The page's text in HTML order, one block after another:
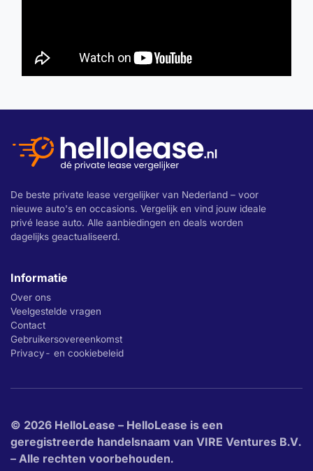
De beste private lease vergelijker van Nederland – voor
nieuwe auto's en occasions. Vergelijk en vind jouw ideale
privé lease auto. Alle aanbiedingen en deals worden
dagelijks geactualiseerd.
Informatie
Over ons
Veelgestelde vragen
Contact
Gebruikersovereenkomst
Privacy- en cookiebeleid
© 2026 HelloLease – HelloLease is een
geregistreerde handelsnaam van VIRE Ventures B.V.
– Alle rechten voorbehouden.